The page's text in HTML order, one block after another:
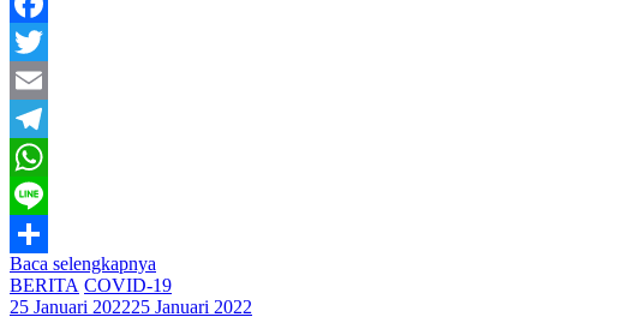
Facebook
Twitter
Email
Telegram
WhatsApp
Line
Share
Baca selengkapnya
BERITA COVID-19
25 Januari 202225 Januari 2022